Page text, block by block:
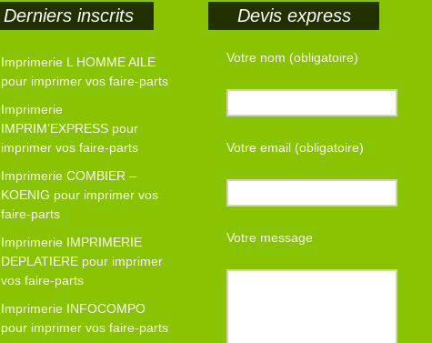
Derniers inscrits
Imprimerie L HOMME AILE
pour imprimer vos faire-parts
Imprimerie
IMPRIM’EXPRESS pour
imprimer vos faire-parts
Imprimerie COMBIER –
KOENIG pour imprimer vos
faire-parts
Imprimerie IMPRIMERIE
DEPLATIERE pour imprimer
vos faire-parts
Imprimerie INFOCOMPO
pour imprimer vos faire-parts
Devis express
Votre nom (obligatoire)
Votre email (obligatoire)
Votre message